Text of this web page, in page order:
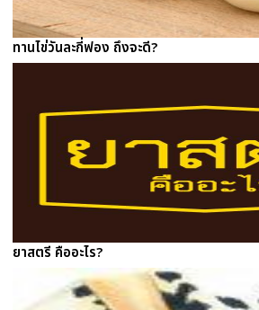
ทานไข่วันละกี่ฟอง ถึงจะดี?
ยาสตรี คืออะไร?